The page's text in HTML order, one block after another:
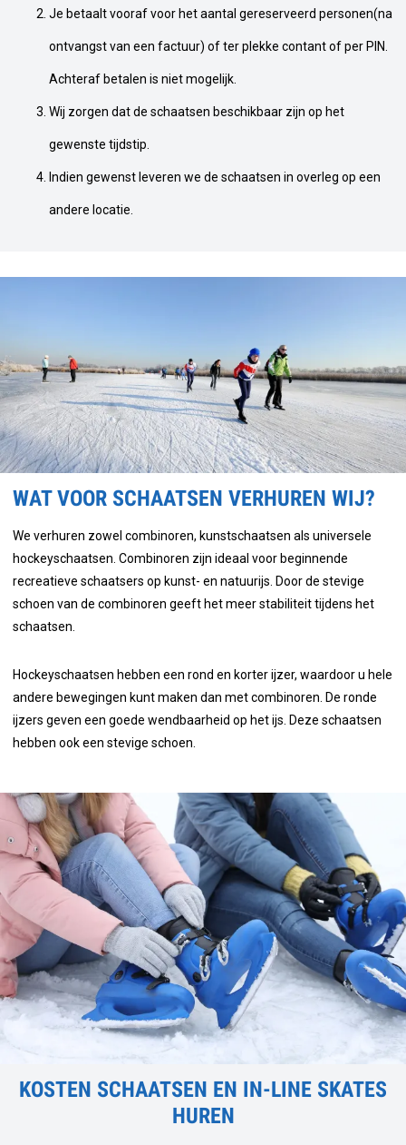
Je betaalt vooraf voor het aantal gereserveerd personen(na
ontvangst van een factuur) of ter plekke contant of per PIN.
Achteraf betalen is niet mogelijk.
Wij zorgen dat de schaatsen beschikbaar zijn op het
gewenste tijdstip.
Indien gewenst leveren we de schaatsen in overleg op een
andere locatie.
WAT VOOR SCHAATSEN VERHUREN WIJ?
We verhuren zowel combinoren, kunstschaatsen als universele
hockeyschaatsen. Combinoren zijn ideaal voor beginnende
recreatieve schaatsers op kunst- en natuurijs. Door de stevige
schoen van de combinoren geeft het meer stabiliteit tijdens het
schaatsen.
Hockeyschaatsen hebben een rond en korter ijzer, waardoor u hele
andere bewegingen kunt maken dan met combinoren. De ronde
ijzers geven een goede wendbaarheid op het ijs. Deze schaatsen
hebben ook een stevige schoen.
KOSTEN SCHAATSEN EN IN-LINE SKATES
HUREN